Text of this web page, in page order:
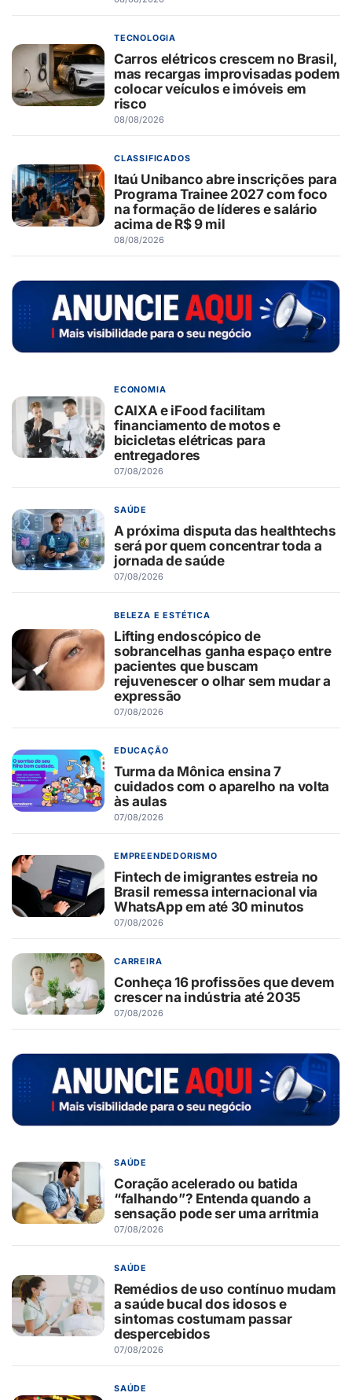
TECNOLOGIA
Carros elétricos crescem no Brasil,
mas recargas improvisadas podem
colocar veículos e imóveis em
risco
08/08/2026
CLASSIFICADOS
Itaú Unibanco abre inscrições para
Programa Trainee 2027 com foco
na formação de líderes e salário
acima de R$ 9 mil
08/08/2026
ECONOMIA
CAIXA e iFood facilitam
financiamento de motos e
bicicletas elétricas para
entregadores
07/08/2026
SAÚDE
A próxima disputa das healthtechs
será por quem concentrar toda a
jornada de saúde
07/08/2026
BELEZA E ESTÉTICA
Lifting endoscópico de
sobrancelhas ganha espaço entre
pacientes que buscam
rejuvenescer o olhar sem mudar a
expressão
07/08/2026
EDUCAÇÃO
Turma da Mônica ensina 7
cuidados com o aparelho na volta
às aulas
07/08/2026
EMPREENDEDORISMO
Fintech de imigrantes estreia no
Brasil remessa internacional via
WhatsApp em até 30 minutos
07/08/2026
CARREIRA
Conheça 16 profissões que devem
crescer na indústria até 2035
07/08/2026
SAÚDE
Coração acelerado ou batida
“falhando”? Entenda quando a
sensação pode ser uma arritmia
07/08/2026
SAÚDE
Remédios de uso contínuo mudam
a saúde bucal dos idosos e
sintomas costumam passar
despercebidos
07/08/2026
SAÚDE